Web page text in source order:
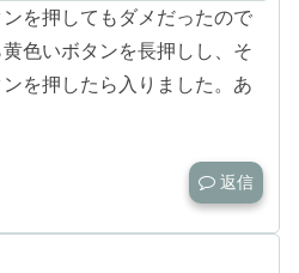
を押してもダメだったので
色いボタンを長押しし、そ
を押したら入りました。あ
返信